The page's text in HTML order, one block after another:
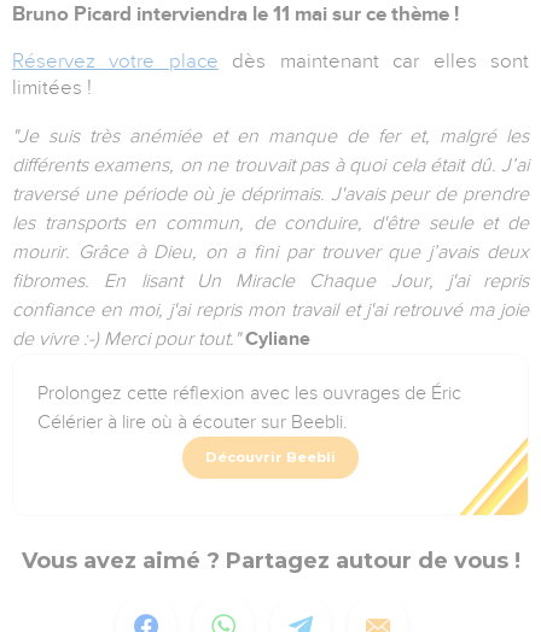
Bruno Picard interviendra le 11 mai sur ce thème !
Réservez votre place dès maintenant car elles sont
limitées !
"Je suis très anémiée et en manque de fer et, malgré les
différents examens, on ne trouvait pas à quoi cela était dû. J’ai
traversé une période où je déprimais. J'avais peur de prendre
les transports en commun, de conduire, d'être seule et de
mourir. Grâce à Dieu, on a fini par trouver que j’avais deux
fibromes. En lisant Un Miracle Chaque Jour, j'ai repris
confiance en moi, j'ai repris mon travail et j'ai retrouvé ma joie
de vivre :-) Merci pour tout."Cyliane
Prolongez cette réflexion avec les ouvrages de Éric
Célérier à lire où à écouter sur Beebli.
Découvrir Beebli
Vous avez aimé ? Partagez autour de vous !